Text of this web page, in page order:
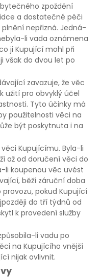
zpoždění
a dostatečné péči
nepřizná. Jedná-
li vada oznámena
ji Kupující mohl při
však do dvou let po
zavazuje, že věc
užití pro obvyklý účel
Tyto účinky má
použitelnosti věci na
být poskytnuta i na
Kupujícímu. Byla-li
až od doručení věci do
li koupenou věc uvést
běží záruční doba
pokud Kupující
do tří týdnů od
k provedení služby
li vadu po
na Kupujícího vnější
nijak ovlivnit.